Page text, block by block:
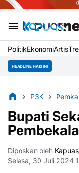
PolitikEkonomiArtis
HEADLINE HARI INIKualitas
P3K
Bupati
Diposkan oleh
Selasa, 30 Juli 2024